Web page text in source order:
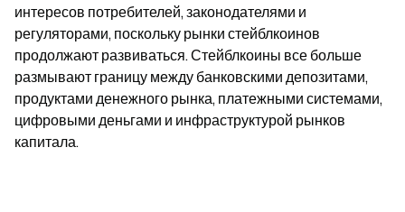
интересов потребителей, законодателями и
регуляторами, поскольку рынки стейблкоинов
продолжают развиваться. Стейблкоины все больше
размывают границу между банковскими депозитами,
продуктами денежного рынка, платежными системами,
цифровыми деньгами и инфраструктурой рынков
капитала.